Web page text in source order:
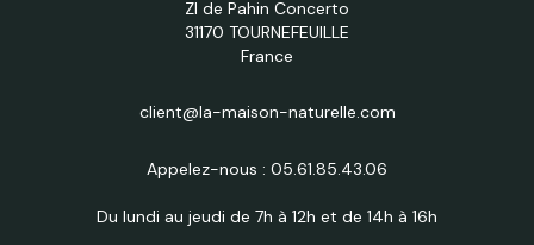
ZI de Pahin Concerto
31170 TOURNEFEUILLE
France
client@la-maison-naturelle.com
Appelez-nous : 05.61.85.43.06
Du lundi au jeudi de 7h à 12h et de 14h à 16h